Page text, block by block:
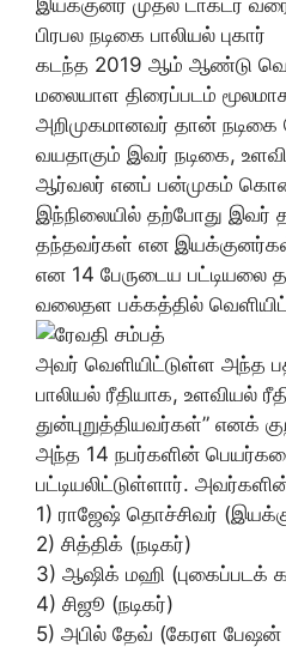
பிரபல நடிகை பாலியல் புகார்
கடந்த 2019 ஆம் ஆண்டு
மலையாள திரைப்படம்
அறிமுகமானவர் தான் நடிகை
வயதாகும் இவர் நடிகை,
ஆர்வலர் எனப் பன்முகம்
இந்நிலையில் தற்போது
தந்தவர்கள் என
என 14 பேருடைய பட்டியலை
வலைதள பக்கத்தில்
அவர் வெளியிட்டுள்ள அந்த
பாலியல் ரீதியாக, உளவியல்
துன்புறுத்தியவர்கள்” எனக்
அந்த 14 நபர்களின்
பட்டியலிட்டுள்ளார்.
1) ராஜேஷ் தொச்சிவர்
2) சித்திக் (நடிகர்)
3) ஆஷிக் மஹி (புகைப்படக்
4) சிஜூ (நடிகர்)
5) அபில் தேவ் (கேரள பேஷன்